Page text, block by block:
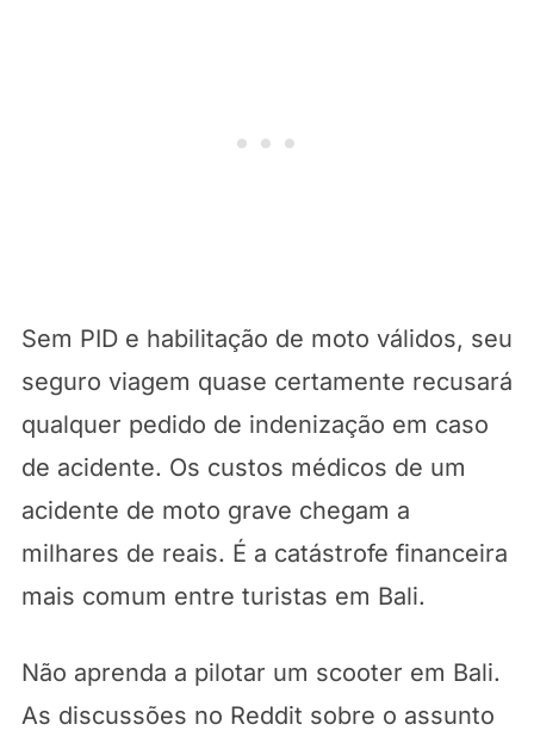
Sem PID e habilitação de moto válidos, seu
seguro viagem quase certamente recusará
qualquer pedido de indenização em caso
de acidente. Os custos médicos de um
acidente de moto grave chegam a
milhares de reais. É a catástrofe financeira
mais comum entre turistas em Bali.
Não aprenda a pilotar um scooter em Bali.
As discussões no Reddit sobre o assunto